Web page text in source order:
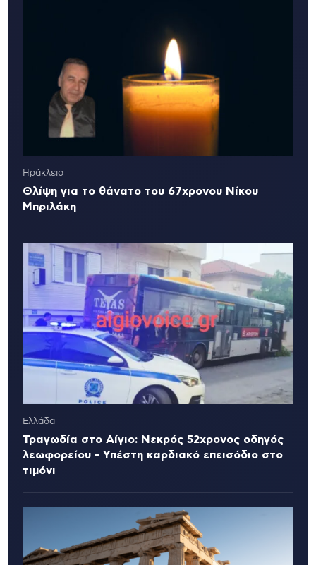
Ηράκλειο
Θλίψη για το θάνατο του 67χρονου Νίκου
Μπριλάκη
Ελλάδα
Τραγωδία στο Αίγιο: Νεκρός 52χρονος οδηγός
λεωφορείου - Υπέστη καρδιακό επεισόδιο στο
τιμόνι